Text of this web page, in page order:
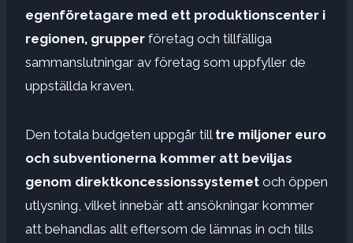
egenföretagare med ett produktionscenter i
regionen, grupper företag och tillfälliga
sammanslutningar av företag som uppfyller de
uppställda kraven.
Den totala budgeten uppgår till tre miljoner euro
och subventionerna kommer att beviljas
genom direktkoncessionssystemet och öppen
utlysning, vilket innebär att ansökningar kommer
att behandlas allt eftersom de lämnas in och tills